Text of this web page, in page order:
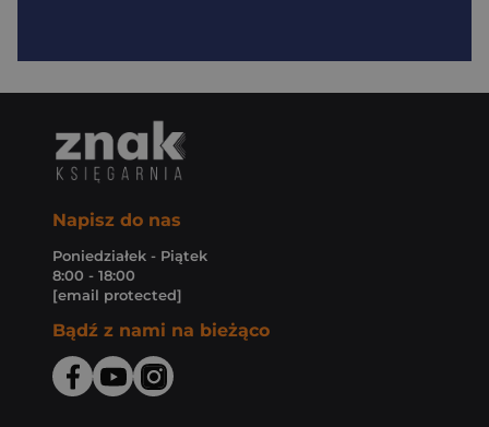
Napisz do nas
Poniedziałek - Piątek
8:00 - 18:00
[email protected]
Bądź z nami na bieżąco